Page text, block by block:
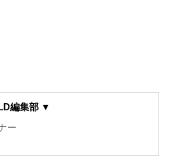
編集部 ▼
ー